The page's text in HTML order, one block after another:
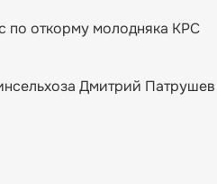
по откорму молодняка КРС
Дмитрий Патрушев